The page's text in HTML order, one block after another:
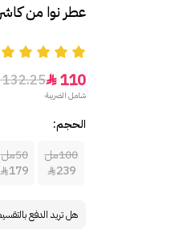
عطر نوا من
110

132.25
شامل الضريبة
الحجم:
100مل
239

50مل
179

هل تريد الدفع